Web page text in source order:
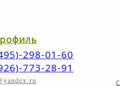
298-01-60
773-28-91